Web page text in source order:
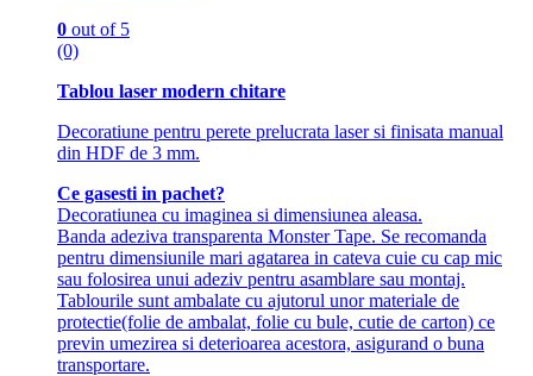
0 out of 5
(0)
Tablou laser modern chitare
Decoratiune pentru perete prelucrata laser si finisata manual
din HDF de 3 mm.
Ce gasesti in pachet?
Decoratiunea cu imaginea si dimensiunea aleasa.
Banda adeziva transparenta Monster Tape. Se recomanda
pentru dimensiunile mari agatarea in cateva cuie cu cap mic
sau folosirea unui adeziv pentru asamblare sau montaj.
Tablourile sunt ambalate cu ajutorul unor materiale de
protectie(folie de ambalat, folie cu bule, cutie de carton) ce
previn umezirea si deterioarea acestora, asigurand o buna
transportare.